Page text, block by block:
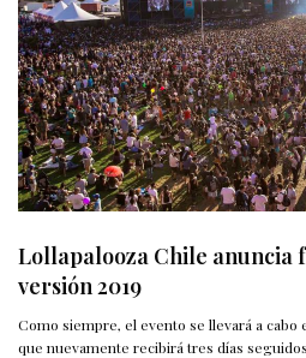
Lollapalooza Chile anuncia
versión 2019
Como siempre, el evento se llevará a cabo
que nuevamente recibirá tres días